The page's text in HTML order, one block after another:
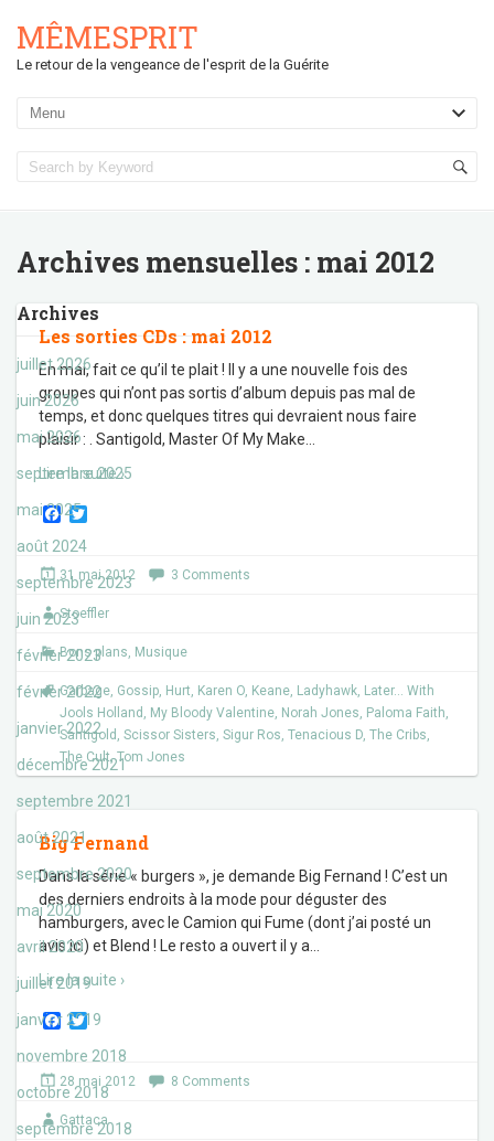
MÊMESPRIT
Le retour de la vengeance de l'esprit de la Guérite
Archives mensuelles : mai 2012
Archives
juillet 2026
juin 2026
mai 2026
septembre 2025
mai 2025
août 2024
septembre 2023
juin 2023
février 2023
février 2022
janvier 2022
décembre 2021
septembre 2021
août 2021
septembre 2020
mai 2020
avril 2020
juillet 2019
janvier 2019
novembre 2018
octobre 2018
septembre 2018
Les sorties CDs : mai 2012
En mai, fait ce qu’il te plait ! Il y a une nouvelle fois des
groupes qui n’ont pas sortis d’album depuis pas mal de
temps, et donc quelques titres qui devraient nous faire
plaisir : . Santigold, Master Of My Make
Lire la suite ›
F
c
e
b
o
t
r
31 mai 2012 3 Comments
Stoeffler
Bons plans, Musique
Garbage, Gossip, Hurt, Karen O, Keane, Ladyhawk, Later... With
Jools Holland , My Bloody Valentine, Norah Jones, Paloma Faith,
Santigold , Scissor Sisters, Sigur Ros, Tenacious D, The Cribs,
The Cult,Tom Jones
Big Fernand
Dans la série « burgers », je demande Big Fernand ! C’est un
des derniers endroits à la mode pour déguster des
hamburgers, avec le Camion qui Fume (dont j’ai posté un
avis ici) et Blend ! Le resto a ouvert il y a
Lire la suite ›
F
c
e
b
o
T
t
r
28 mai 2012 8 Comments
Gattaca